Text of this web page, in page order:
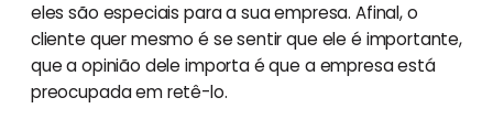
eles são especiais para a sua empresa. Afinal, o
cliente quer mesmo é se sentir que ele é importante,
que a opinião dele importa é que a empresa está
preocupada em retê-lo.